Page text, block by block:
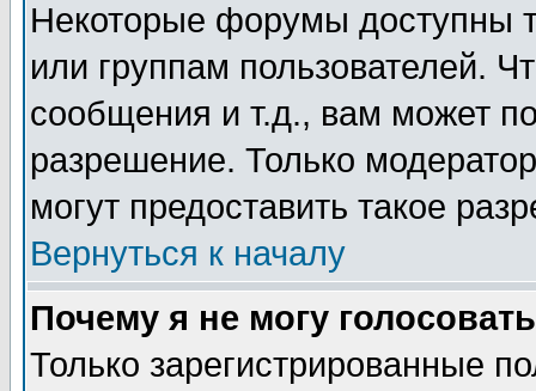
Некоторые форумы доступны
или группам пользователей.
сообщения и т.д., вам может
разрешение. Только
могут предоставить такое
Вернуться к началу
Почему я не могу
Только зарегистрированные